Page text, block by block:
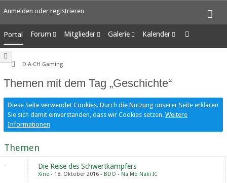
Anmelden oder registrieren
Portal Forum
Unerledigte Themen
Mitglieder
Letzte Aktivitäten
Mitgliedersuche
Galerie
Alben
Kalender
Wochenansicht
D·A·CH Gaming
Themen mit dem Tag „Geschichte“
Diese Seite verwendet Cookies. Durch die Nutzung unserer Seite erklären
Sie sich damit einverstanden, dass wir Cookies setzen. Weitere
Informationen
Themen
Die Reise des Schwertkämpfers
Xine 18. Oktober 2016 BDO - Na Mo Naki IC